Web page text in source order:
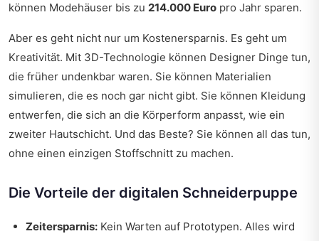
können Modehäuser bis zu 214.000 Euro pro Jahr sparen.
Aber es geht nicht nur um Kostenersparnis. Es geht um
Kreativität. Mit 3D-Technologie können Designer Dinge tun,
die früher undenkbar waren. Sie können Materialien
simulieren, die es noch gar nicht gibt. Sie können Kleidung
entwerfen, die sich an die Körperform anpasst, wie ein
zweiter Hautschicht. Und das Beste? Sie können all das tun,
ohne einen einzigen Stoffschnitt zu machen.
Die Vorteile der digitalen Schneiderpuppe
Zeitersparnis: Kein Warten auf Prototypen. Alles wird